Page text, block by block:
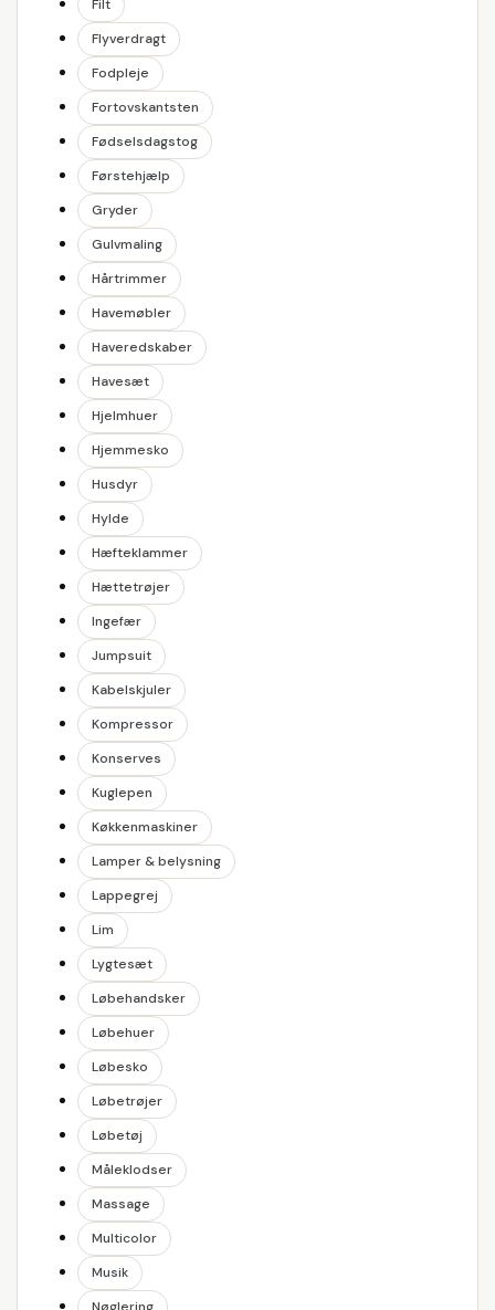
Filt
Flyverdragt
Fodpleje
Fortovskantsten
Fødselsdagstog
Førstehjælp
Gryder
Gulvmaling
Hårtrimmer
Havemøbler
Haveredskaber
Havesæt
Hjelmhuer
Hjemmesko
Husdyr
Hylde
Hæfteklammer
Hættetrøjer
Ingefær
Jumpsuit
Kabelskjuler
Kompressor
Konserves
Kuglepen
Køkkenmaskiner
Lamper & belysning
Lappegrej
Lim
Lygtesæt
Løbehandsker
Løbehuer
Løbesko
Løbetrøjer
Løbetøj
Måleklodser
Massage
Multicolor
Musik